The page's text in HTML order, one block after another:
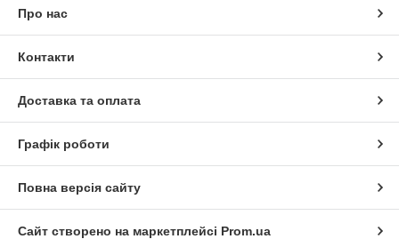
Про нас
Контакти
Доставка та оплата
Графік роботи
Повна версія сайту
Сайт створено на маркетплейсі Prom.ua